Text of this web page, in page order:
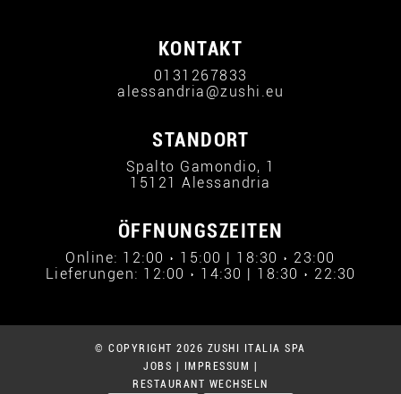
KONTAKT
0131267833
alessandria@zushi.eu
STANDORT
Spalto Gamondio, 1
15121 Alessandria
ÖFFNUNGSZEITEN
Online: 12:00 › 15:00 | 18:30 › 23:00
Lieferungen: 12:00 › 14:30 | 18:30 › 22:30
© COPYRIGHT 2026 ZUSHI ITALIA SPA
JOBS
IMPRESSUM
RESTAURANT WECHSELN